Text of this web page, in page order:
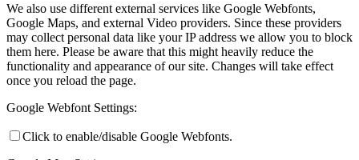
Menu Menu
We also use different external services like Google Webfonts,
Google Maps, and external Video providers. Since these providers
may collect personal data like your IP address we allow you to block
them here. Please be aware that this might heavily reduce the
functionality and appearance of our site. Changes will take effect
once you reload the page.
Google Webfont Settings:
Click to enable/disable Google Webfonts.